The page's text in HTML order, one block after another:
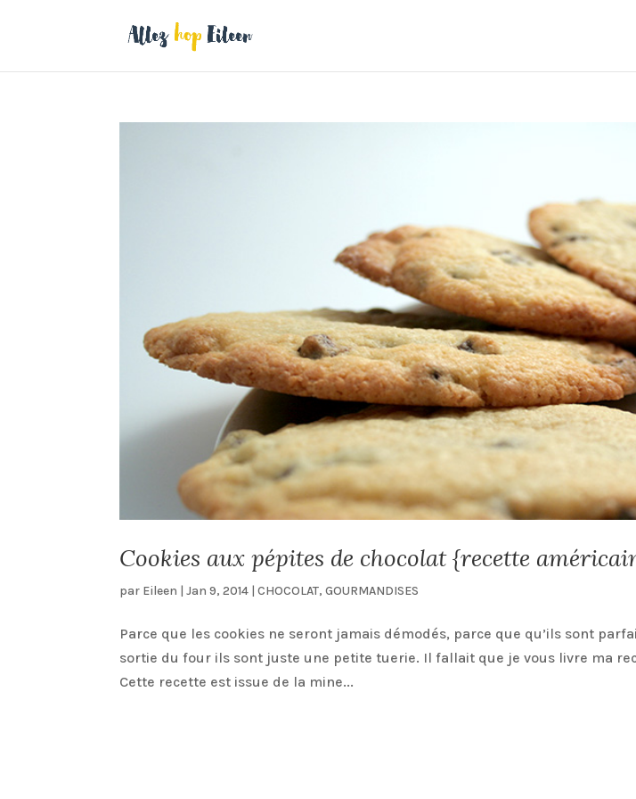
Cookies aux pépites de chocolat {recette
par Eileen |Jan 9, 2014 |CHOCOLAT,GOURMANDISES
Parce que les cookies ne seront jamais démodés, parce que qu’ils sont
sortie du four ils sont juste une petite tuerie. Il fallait que je vous livre ma
Cette recette est issue de la mine...